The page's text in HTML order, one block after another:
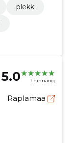
plekk
5.0 1 hinnang
Raplamaa